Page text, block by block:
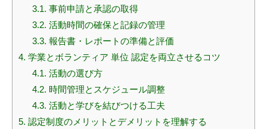
3.1. 事前申請と承認の取得
3.2. 活動時間の確保と記録の管理
3.3. 報告書・レポートの準備と評価
4. 学業とボランティア 単位 認定を両立させるコツ
4.1. 活動の選び方
4.2. 時間管理とスケジュール調整
4.3. 活動と学びを結びつける工夫
5. 認定制度のメリットとデメリットを理解する